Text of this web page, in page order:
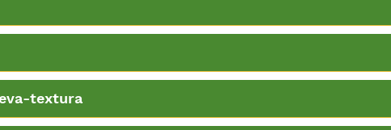
textura